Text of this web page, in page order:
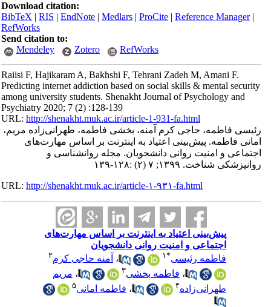
Download citation:
BibTeX|RIS|EndNote|Medlars|ProCite|Reference Manager
RefWorks
Send citation to:
Mendeley
Zotero RefWorks
Raiisi F, Hajikaram A, Bakhshi F, Tehrani Zadeh M, Amani F.
Predicting internet addiction based on social skills & mental security
among university students. Shenakht Journal of Psychology and
Psychiatry 2020; 7 (2) :128-139
URL:http://shenakht.muk.ac.ir/article-1-931-fa.html
رئیسی فاطمه، حاجی کرم آمنه، بخشی فاطمه، طهرانی‌زاده مریم،
امانی فاطمه. پیش‌بینی اعتیاد به اینترنت بر اساس مهارت‌های
اجتماعی و امنیت روانی دانشجویان. مجله روانشناسی و
روانپزشکی شناخت. ۱۳۹۹; ۷ (۲) :۱۲۸-۱۳۹
URL:http://shenakht.muk.ac.ir/article-۱-۹۳۱-fa.html
پیش‌بینی اعتیاد به اینترنت بر اساس مهارت‌های
اجتماعی و امنیت روانی دانشجویان
فاطمه رئیسی
۱ ،آمنه حاجی کرم
،فاطمه بخشی ،مریم
طهرانی‌زاده
،فاطمه امانی